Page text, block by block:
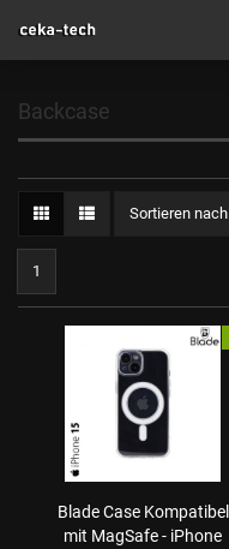
Backcase
Sortieren nach
1
Blade Case Kompatibel
mit MagSafe - iPhone